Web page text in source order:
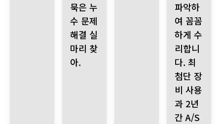
묵은 누
수 문제
해결 실
마리 찾
아.
파악하
여 꼼꼼
하게 수
리합니
다. 최
첨단 장
비 사용
과 2년
간 A/S